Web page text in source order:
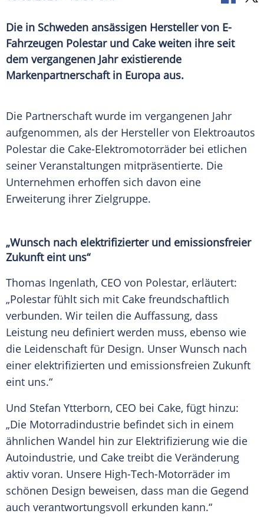
Die in Schweden ansässigen Hersteller von E-
Fahrzeugen Polestar und Cake weiten ihre seit
dem vergangenen Jahr existierende
Markenpartnerschaft in Europa aus.
Die Partnerschaft wurde im vergangenen Jahr
aufgenommen, als der Hersteller von Elektroautos
Polestar die Cake-Elektromotorräder bei etlichen
seiner Veranstaltungen mitpräsentierte. Die
Unternehmen erhoffen sich davon eine
Erweiterung ihrer Zielgruppe.
„Wunsch nach elektrifizierter und emissionsfreier
Zukunft eint uns“
Thomas Ingenlath, CEO von Polestar, erläutert:
„Polestar fühlt sich mit Cake freundschaftlich
verbunden. Wir teilen die Auffassung, dass
Leistung neu definiert werden muss, ebenso wie
die Leidenschaft für Design. Unser Wunsch nach
einer elektrifizierten und emissionsfreien Zukunft
eint uns.“
Und Stefan Ytterborn, CEO bei Cake, fügt hinzu:
„Die Motorradindustrie befindet sich in einem
ähnlichen Wandel hin zur Elektrifizierung wie die
Autoindustrie, und Cake treibt die Veränderung
aktiv voran. Unsere High-Tech-Motorräder im
schönen Design beweisen, dass man die Gegend
auch verantwortungsvoll erkunden kann.“